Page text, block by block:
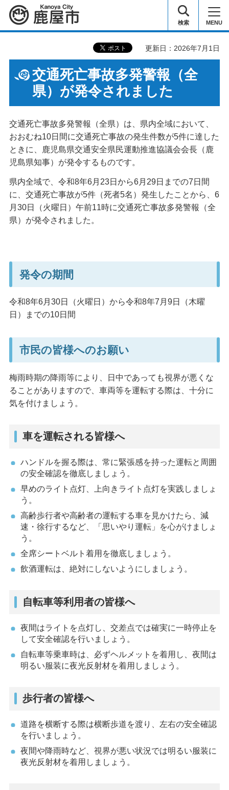
鹿屋市 検索 MENU
更新日：2026年7月1日
交通死亡事故多発警報（全
県）が発令されました
交通死亡事故多発警報（全県）は、県内全域において、
おおむね10日間に交通死亡事故の発生件数が5件に達した
ときに、鹿児島県交通安全県民運動推進協議会会長（鹿
児島県知事）が発令するものです。
県内全域で、令和8年6月23日から6月29日までの7日間
に、交通死亡事故が5件（死者5名）発生したことから、6
月30日（火曜日）午前11時に交通死亡事故多発警報（全
県）が発令されました。
発令の期間
令和8年6月30日（火曜日）から令和8年7月9日（木曜
日）までの10日間
市民の皆様へのお願い
梅雨時期の降雨等により、日中であっても視界が悪くな
ることがありますので、車両等を運転する際は、十分に
気を付けましょう。
車を運転される皆様へ
ハンドルを握る際は、常に緊張感を持った運転と周囲
の安全確認を徹底しましょう。
早めのライト点灯、上向きライト点灯を実践しましょ
う。
高齢歩行者や高齢者の運転する車を見かけたら、減
速・徐行するなど、「思いやり運転」を心がけましょ
う。
全席シートベルト着用を徹底しましょう。
飲酒運転は、絶対にしないようにしましょう。​​​​
自転車等利用者の皆様へ
夜間はライトを点灯し、交差点では確実に一時停止を
して安全確認を行いましょう。
自転車等乗車時は、必ずヘルメットを着用し、夜間は
明るい服装に夜光反射材を着用しましょう。​​​​
歩行者の皆様へ
道路を横断する際は横断歩道を渡り、左右の安全確認
を行いましょう。
夜間や降雨時など、視界が悪い状況では明るい服装に
夜光反射材を着用しましょう。